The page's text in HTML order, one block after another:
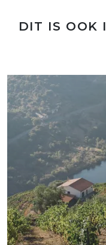
DIT IS OOK